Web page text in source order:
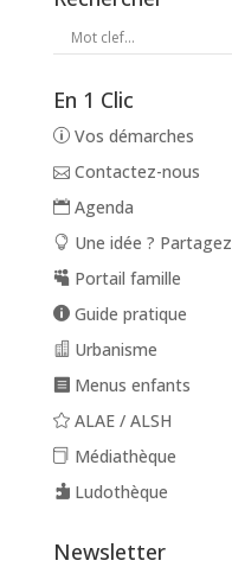
En 1 Clic
Vos démarches
Contactez-nous
Agenda
Une idée ?
Portail famille
Guide pratique
Urbanisme
Menus enfants
ALAE / ALSH
Médiathèque
Ludothèque
Newsletter